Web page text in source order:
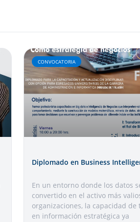
CONVOCATORIA
Diplomado en Business
En un entorno donde los datos
convertido en el activo más
organizaciones, la capacidad
en información estratégica ya